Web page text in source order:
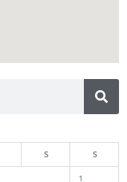
S S
1